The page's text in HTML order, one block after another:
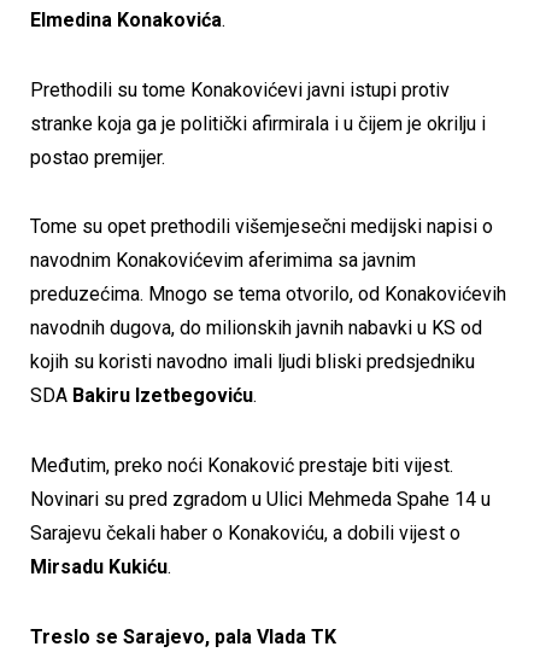
Elmedina Konakovića.
Prethodili su tome Konakovićevi javni istupi protiv
stranke koja ga je politički afirmirala i u čijem je okrilju i
postao premijer.
Tome su opet prethodili višemjesečni medijski napisi o
navodnim Konakovićevim aferimima sa javnim
preduzećima. Mnogo se tema otvorilo, od Konakovićevih
navodnih dugova, do milionskih javnih nabavki u KS od
kojih su koristi navodno imali ljudi bliski predsjedniku
SDA Bakiru Izetbegoviću.
Međutim, preko noći Konaković prestaje biti vijest.
Novinari su pred zgradom u Ulici Mehmeda Spahe 14 u
Sarajevu čekali haber o Konakoviću, a dobili vijest o
Mirsadu Kukiću.
Treslo se Sarajevo, pala Vlada TK